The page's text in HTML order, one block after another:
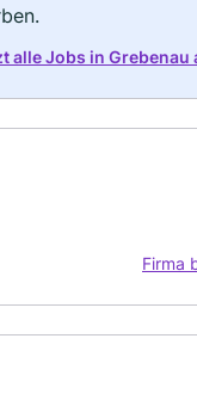
alle Jobs in Grebenau
Firma